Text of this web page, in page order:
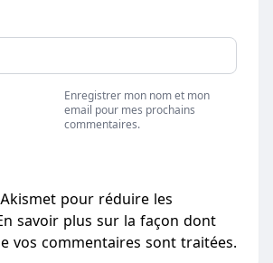
Enregistrer mon nom et mon
email pour mes prochains
commentaires.
pour réduire les
savoir plus sur la façon dont
vos commentaires sont traitées.